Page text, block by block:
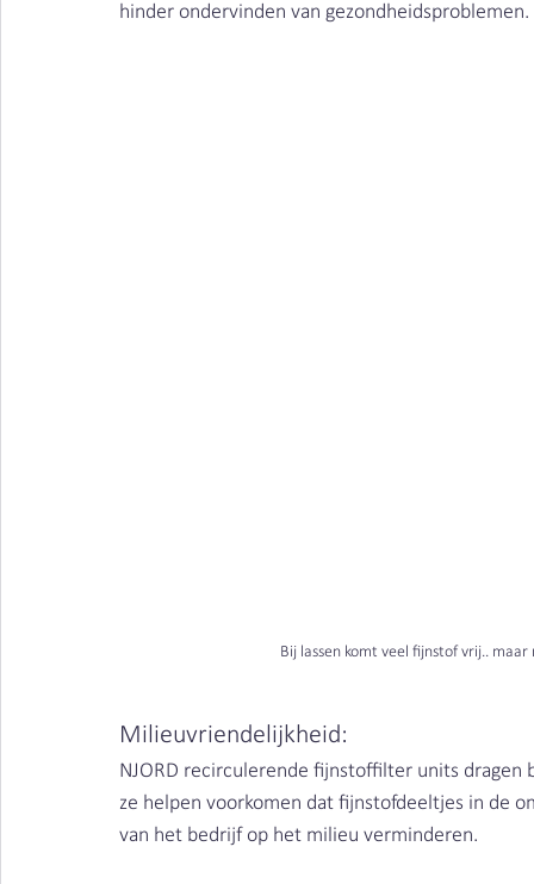
hinder ondervinden van gezondheidsproblemen.
Bij lassen komt veel fijnstof vrij..
Milieuvriendelijkheid:
NJORD recirculerende fijnstoffilter units
ze helpen voorkomen dat fijnstofdeeltjes in de
van het bedrijf op het milieu verminderen.